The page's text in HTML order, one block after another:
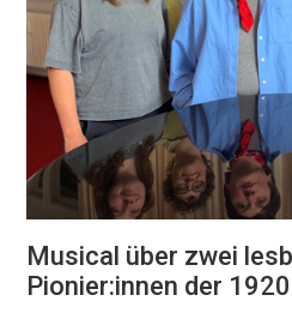
Musical über zwei
Pionier:innen der